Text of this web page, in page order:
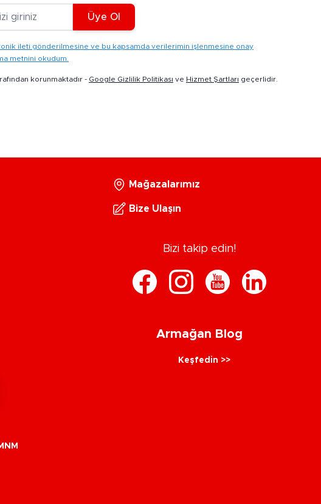
Üye Ol
ileti gönderilmesine ve bu kapsamda verilerimin işlenmesine onay
metnini okudum.
korunmaktadır - Google Gizlilik Politikası ve Hizmet Şartları geçerlidir.
Mağazalarımız
Bize Ulaşın
Bizi takip edin!
Armağan Blog
Keşfedin >>